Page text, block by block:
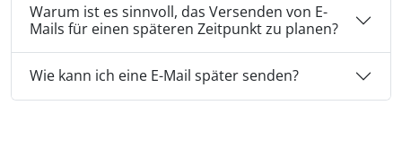
Warum ist es sinnvoll, das Versenden von E-
Mails für einen späteren Zeitpunkt zu planen?
Wie kann ich eine E-Mail später senden?